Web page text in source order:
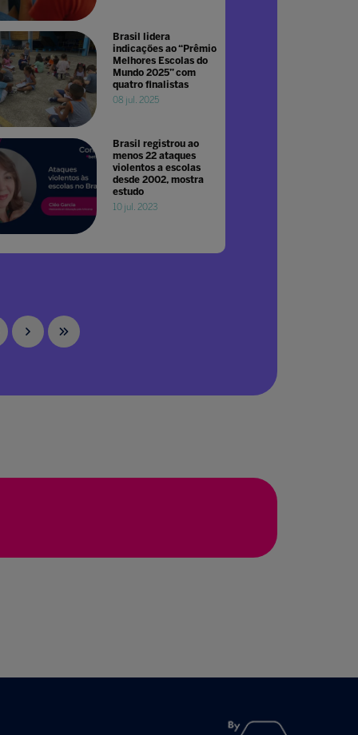
Brasil lidera
indicações ao “Prêmio
Melhores Escolas do
Mundo 2025” com
quatro finalistas
08 jul. 2025
Brasil registrou ao
menos 22 ataques
violentos a escolas
desde 2002, mostra
estudo
10 jul. 2023